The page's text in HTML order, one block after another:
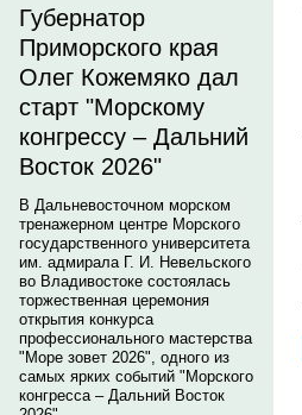
Губернатор
Приморского края
Олег Кожемяко дал
старт "Морскому
конгрессу – Дальний
Восток 2026"
В Дальневосточном морском
тренажерном центре Морского
государственного университета
им. адмирала Г. И. Невельского
во Владивостоке состоялась
торжественная церемония
открытия конкурса
профессионального мастерства
"Море зовет 2026", одного из
самых ярких событий "Морского
конгресса – Дальний Восток